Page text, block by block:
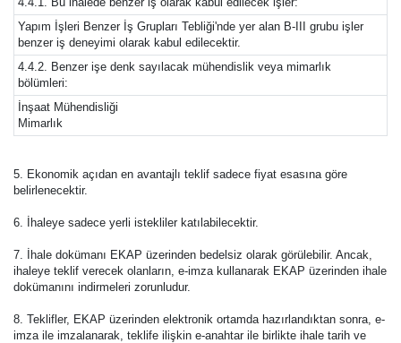
Yapım İşleri Benzer İş Grupları Tebliği'nde yer alan B-III grubu işler
benzer iş deneyimi olarak kabul edilecektir.
4.4.2. Benzer işe denk sayılacak mühendislik veya mimarlık
bölümleri:
İnşaat Mühendisliği
Mimarlık
5. Ekonomik açıdan en avantajlı teklif sadece fiyat esasına göre
belirlenecektir.
6. İhaleye sadece yerli istekliler katılabilecektir.
7. İhale dokümanı EKAP üzerinden bedelsiz olarak görülebilir. Ancak,
ihaleye teklif verecek olanların, e-imza kullanarak EKAP üzerinden ihale
dokümanını indirmeleri zorunludur.
8. Teklifler, EKAP üzerinden elektronik ortamda hazırlandıktan sonra, e-
imza ile imzalanarak, teklife ilişkin e-anahtar ile birlikte ihale tarih ve